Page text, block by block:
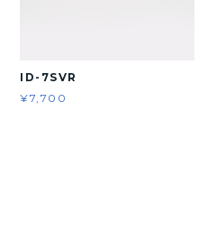
ID-7SVR
¥7,700